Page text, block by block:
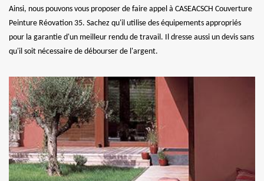
Ainsi, nous pouvons vous proposer de faire appel à CASEACSCH Couverture
Peinture Réovation 35. Sachez qu'il utilise des équipements appropriés
pour la garantie d'un meilleur rendu de travail. Il dresse aussi un devis sans
qu'il soit nécessaire de débourser de l'argent.